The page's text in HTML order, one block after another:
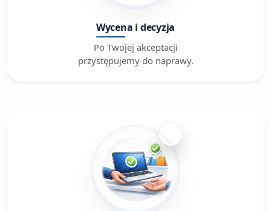
Wycena i decyzja
Po Twojej akceptacji
przystępujemy do naprawy.